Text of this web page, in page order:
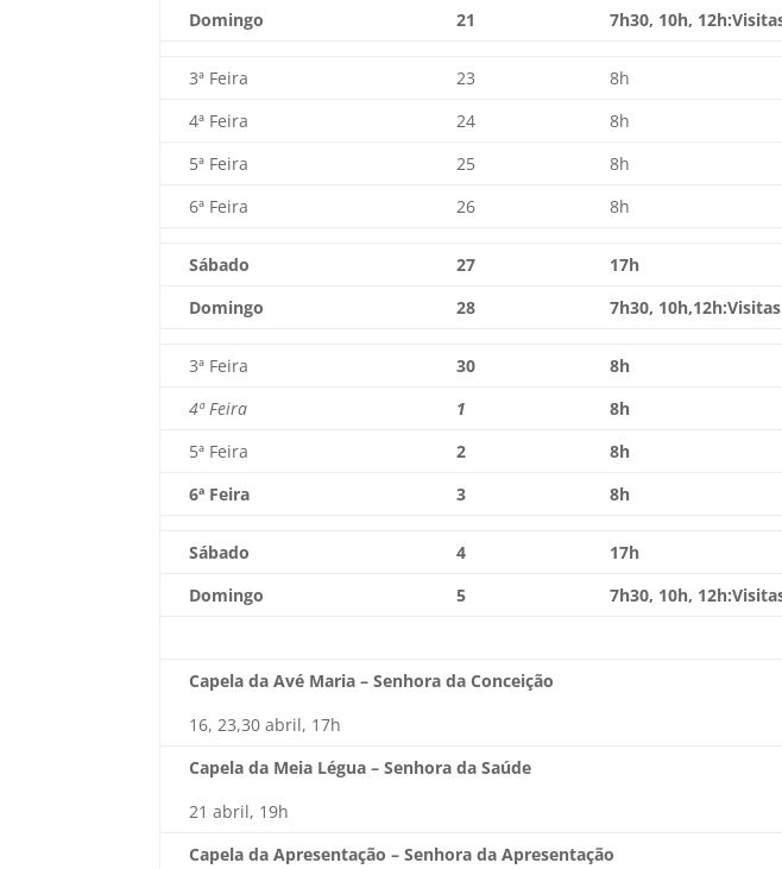
Domingo
21 7h30, 10h,
3ª Feira 23
8h
4ª Feira
24
8h
5ª Feira
25
8h
6ª Feira
26 8h
Sábado 27
17h
Domingo
28 7h30,
3ª Feira 30
8h
4ª Feira
1
8h
5ª Feira
2
8h
6ª Feira
3 8h
Sábado 4
17h
Domingo
5 7h30, 10h,
Capela da Avé Maria – Senhora da Conceição
16, 23,30 abril, 17h
Capela da Meia Légua – Senhora da Saúde
21 abril, 19h
Capela da Apresentação – Senhora da Apresentação